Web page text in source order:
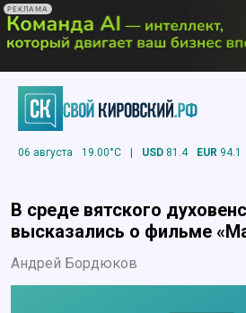
РЕКЛАМА
06 августа 19.00°C | USD 81.4 EUR 94.1
В среде вятского
высказались о фильме
Андрей Бордюков